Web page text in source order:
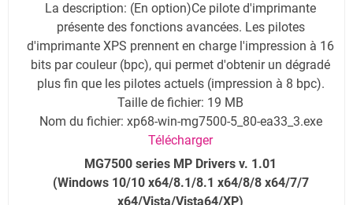
La description: (En option)Ce pilote d'imprimante
présente des fonctions avancées. Les pilotes
d'imprimante XPS prennent en charge l'impression à 16
bits par couleur (bpc), qui permet d'obtenir un dégradé
plus fin que les pilotes actuels (impression à 8 bpc).
Taille de fichier: 19 MB
Nom du fichier: xp68-win-mg7500-5_80-ea33_3.exe
Télécharger
MG7500 series MP Drivers v. 1.01
(Windows 10/10 x64/8.1/8.1 x64/8/8 x64/7/7
x64/Vista/Vista64/XP)